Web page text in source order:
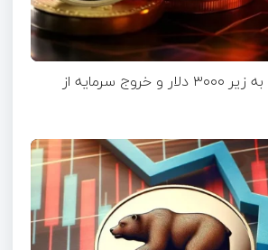
افت قیمت اتریوم به زیر ۳۰۰۰ دلار و خروج سرمایه از